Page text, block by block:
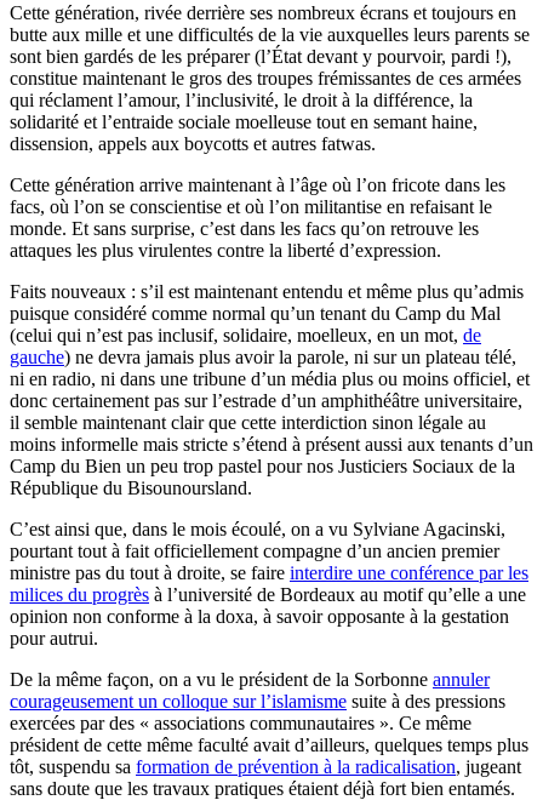
Cette génération, rivée derrière ses nombreux écrans et toujours en
butte aux mille et une difficultés de la vie auxquelles leurs parents se
sont bien gardés de les préparer (l’État devant y pourvoir, pardi !),
constitue maintenant le gros des troupes frémissantes de ces armées
qui réclament l’amour, l’inclusivité, le droit à la différence, la
solidarité et l’entraide sociale moelleuse tout en semant haine,
dissension, appels aux boycotts et autres fatwas.
Cette génération arrive maintenant à l’âge où l’on fricote dans les
facs, où l’on se conscientise et où l’on militantise en refaisant le
monde. Et sans surprise, c’est dans les facs qu’on retrouve les
attaques les plus virulentes contre la liberté d’expression.
Faits nouveaux : s’il est maintenant entendu et même plus qu’admis
puisque considéré comme normal qu’un tenant du Camp du Mal
(celui qui n’est pas inclusif, solidaire, moelleux, en un mot, de
gauche) ne devra jamais plus avoir la parole, ni sur un plateau télé,
ni en radio, ni dans une tribune d’un média plus ou moins officiel, et
donc certainement pas sur l’estrade d’un amphithéâtre universitaire,
il semble maintenant clair que cette interdiction sinon légale au
moins informelle mais stricte s’étend à présent aussi aux tenants d’un
Camp du Bien un peu trop pastel pour nos Justiciers Sociaux de la
République du Bisounoursland.
C’est ainsi que, dans le mois écoulé, on a vu Sylviane Agacinski,
pourtant tout à fait officiellement compagne d’un ancien premier
ministre pas du tout à droite, se faire interdire une conférence par les
milices du progrès à l’université de Bordeaux au motif qu’elle a une
opinion non conforme à la doxa, à savoir opposante à la gestation
pour autrui.
De la même façon, on a vu le président de la Sorbonne annuler
courageusement un colloque sur l’islamisme suite à des pressions
exercées par des « associations communautaires ». Ce même
président de cette même faculté avait d’ailleurs, quelques temps plus
tôt, suspendu sa formation de prévention à la radicalisation, jugeant
sans doute que les travaux pratiques étaient déjà fort bien entamés.